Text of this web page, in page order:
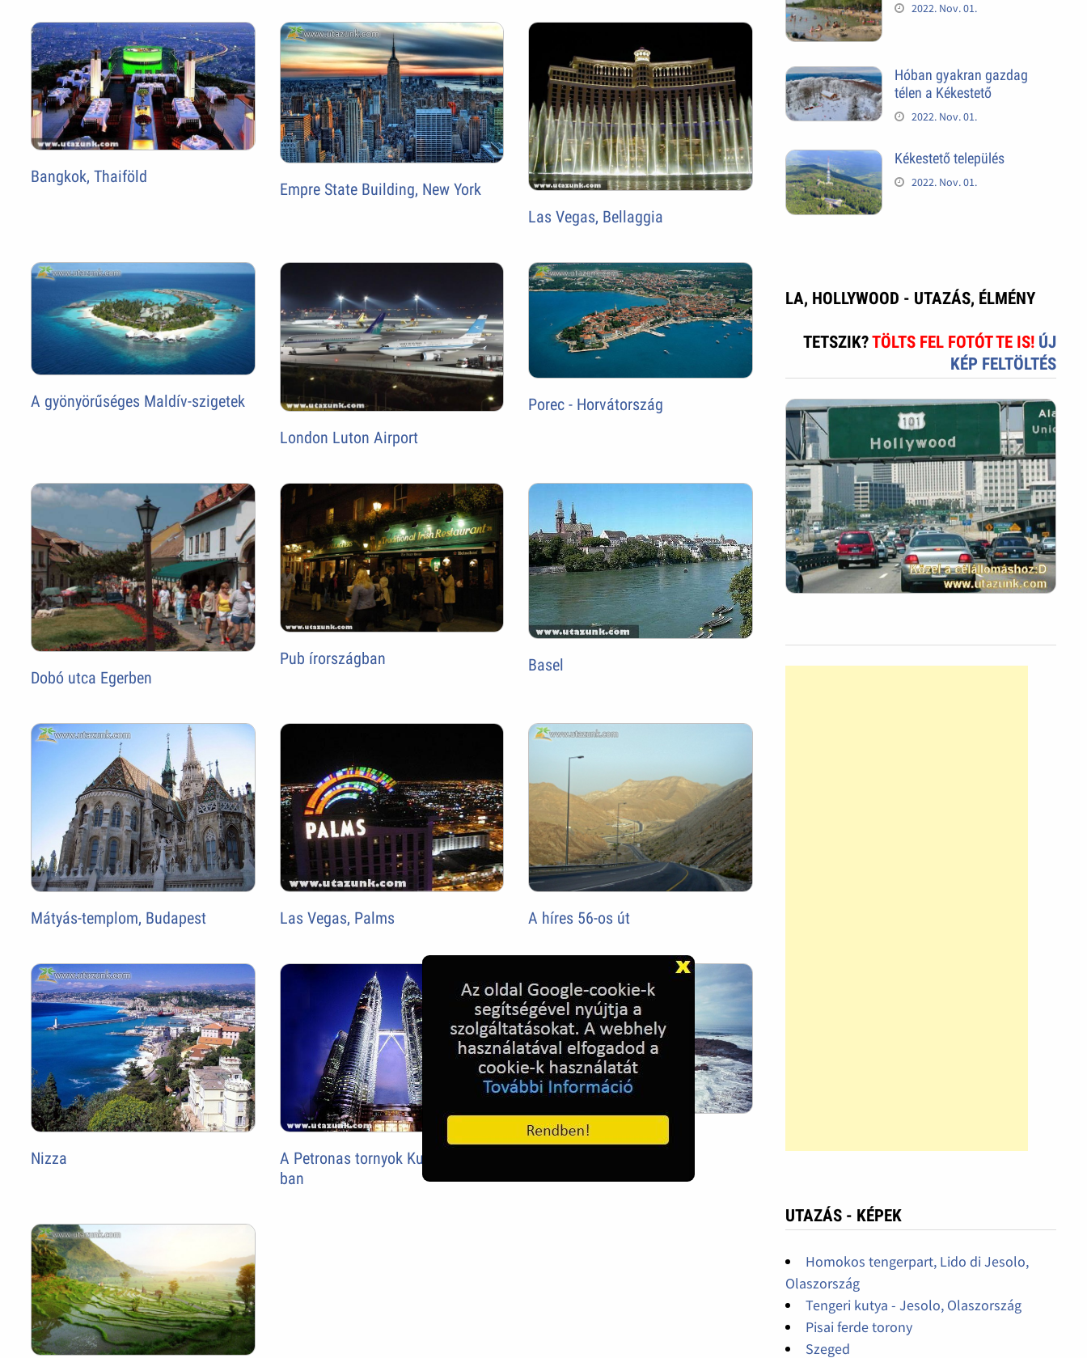
Bangkok, Thaiföld
Empre State Building, New York
Las Vegas, Bellaggia
A gyönyörűséges Maldív-szigetek
London Luton Airport
Porec - Horvátország
Dobó utca Egerben
Pub írországban Basel
Mátyás-templom, Budapest Las Vegas, Palms A híres 56-os út
Nizza
A Petronas tornyok Kuala Lumpur-
ban
Csendes-óceán
2022. Nov. 01.
Hóban gyakran gazdag
télen a Kékestető
2022. Nov. 01.
Kékestető település
2022. Nov. 01.
LA, HOLLYWOOD - UTAZÁS, ÉLMÉNY
TETSZIK?TÖLTS FEL FOTÓT TE IS! ÚJ
KÉP FELTÖLTÉS
UTAZÁS - KÉPEK
Homokos tengerpart, Lido di Jesolo,
Olaszország
Tengeri kutya - Jesolo, Olaszország
Pisai ferde torony
Szeged